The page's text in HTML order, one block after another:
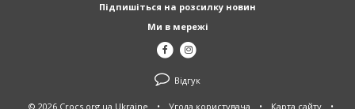
Підпишіться на розсилку новин
Ми в мережі
Відгук
© 2026 Crocs.org.ua Ukraine • Угода користувача • Карта сайту •